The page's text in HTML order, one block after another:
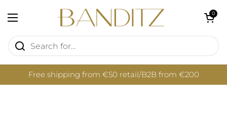
Open menu
Open cart
0
Free shipping from €50 retail/B2B from €200